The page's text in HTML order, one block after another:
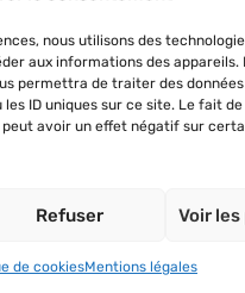
nous utilisons des
aux informations des appareils.
permettra de traiter des
ID uniques sur ce site. Le fait
avoir un effet négatif sur
Refuser Voir
de cookiesMentions légales